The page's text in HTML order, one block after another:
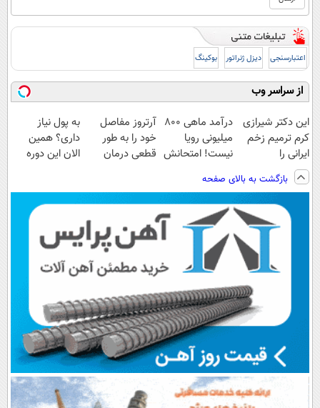
اعتبارسنجی دیزل ژنراتور بوکینگ
از سراسر وب
این دکتر شیرازی
کرم ترمیم زخم
ایرانی را
ساخت!!!
درآمد ماهی 800
میلیونی رویا
نیست! امتحانش
آرتروز مفاصل
خود را به طور
قطعی درمان
به پول نیاز
داری؟ همین
الان این دوره
بازگشت به بالای صفحه